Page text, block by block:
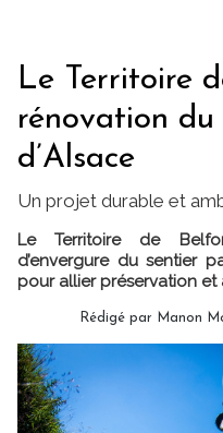
Le Territoire
rénovation
d’Alsace
Un projet durable et
Le Territoire de
d’envergure du sentier
pour allier préservation et
Rédigé par Manon